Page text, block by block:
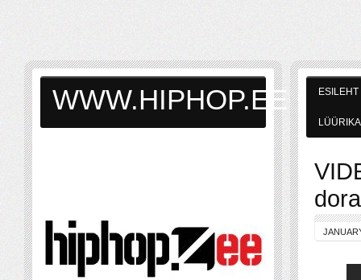
ESILEHT
LÜÜRIKA
WWW.HIPHOP.EE